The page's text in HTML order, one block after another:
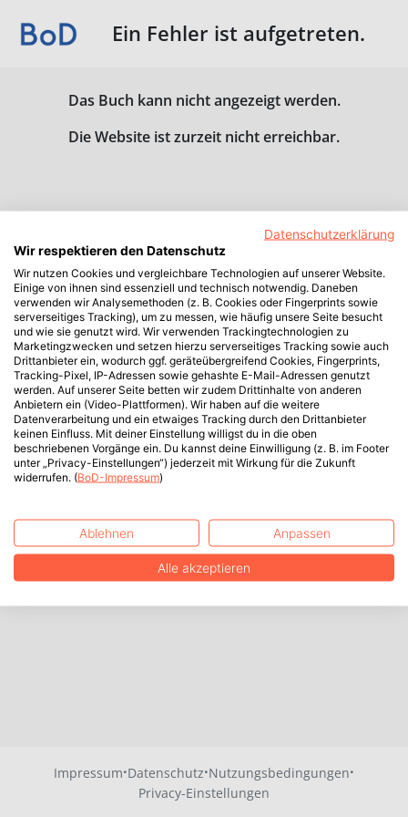
Ein Fehler ist aufgetreten.
Das Buch kann nicht angezeigt werden.
Die Website ist zurzeit nicht erreichbar.
Impressum·Datenschutz·Nutzungsbedingungen·
Privacy-Einstellungen
Datenschutzerklärung
Wir respektieren den Datenschutz
Wir nutzen Cookies und vergleichbare Technologien auf unserer Website.
Einige von ihnen sind essenziell und technisch notwendig. Daneben
verwenden wir Analysemethoden (z. B. Cookies oder Fingerprints sowie
serverseitiges Tracking), um zu messen, wie häufig unsere Seite besucht
und wie sie genutzt wird. Wir verwenden Trackingtechnologien zu
Marketingzwecken und setzen hierzu serverseitiges Tracking sowie auch
Drittanbieter ein, wodurch ggf. geräteübergreifend Cookies, Fingerprints,
Tracking-Pixel, IP-Adressen sowie gehashte E-Mail-Adressen genutzt
werden. Auf unserer Seite betten wir zudem Drittinhalte von anderen
Anbietern ein (Video-Plattformen). Wir haben auf die weitere
Datenverarbeitung und ein etwaiges Tracking durch den Drittanbieter
keinen Einfluss. Mit deiner Einstellung willigst du in die oben
beschriebenen Vorgänge ein. Du kannst deine Einwilligung (z. B. im Footer
unter „Privacy-Einstellungen“) jederzeit mit Wirkung für die Zukunft
widerrufen. (BoD-Impressum)
Ablehnen Anpassen
Alle akzeptieren